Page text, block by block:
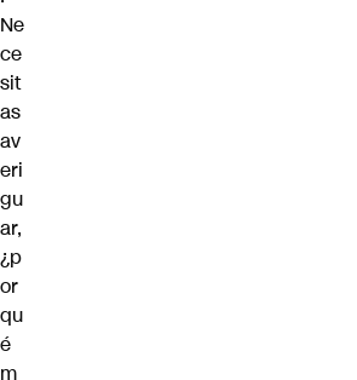
Ne
ce
sit
as
av
eri
gu
ar,
¿p
or
qu
é
m